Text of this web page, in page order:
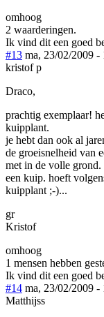
omhoog
2 waarderingen.
Ik vind dit een goed
#13 ma, 23/02/2009 -
kristof p
Draco,
prachtig exemplaar!
kuipplant.
je hebt dan ook al
de groeisnelheid van
met in de volle grond.
een kuip. hoeft
kuipplant ;-)...
gr
Kristof
omhoog
1 mensen hebben
Ik vind dit een goed
#14 ma, 23/02/2009 -
Matthijss